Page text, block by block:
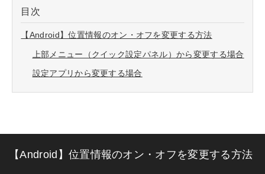
目次
【Android】位置情報のオン・オフを変更する方法
上部メニュー（クイック設定パネル）から変更する場合
設定アプリから変更する場合
【Android】位置情報のオン・オフを変更する方法